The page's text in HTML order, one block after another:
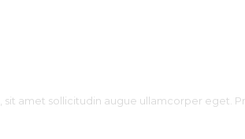
sit amet sollicitudin augue ullamcorper eget.